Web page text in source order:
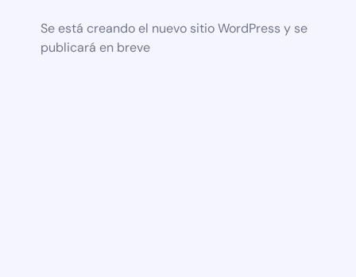
Se está creando el nuevo sitio WordPress y se
publicará en breve